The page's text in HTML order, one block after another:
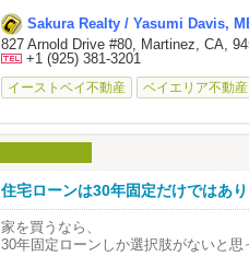
ご家族のこと、将来の計画、不安に思
それらを理解した上で、その方に合っ
私の仕事だと考えています。
「まだ何も決めていない」という段階
お気軽にご相談ください。
Sakura Realty / Yasumi Davis,
827 Arnold Drive #80, Martinez, CA,
+1 (925) 381-3201
イーストベイ不動産 ベイエリア不動産
住宅ローンは30年固定だけではあり
家を買うなら、
30年固定ローンしか選択肢がないと思